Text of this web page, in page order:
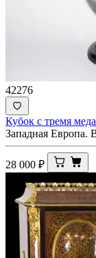
42276
Кубок с тремя
Западная Европа.
28 000 ₽